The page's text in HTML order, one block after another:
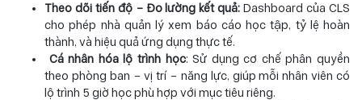
Theo dõi tiến độ – Đo lường kết quả: Dashboard của CLS
cho phép nhà quản lý xem báo cáo học tập, tỷ lệ hoàn
thành, và hiệu quả ứng dụng thực tế.
Cá nhân hóa lộ trình học: Sử dụng cơ chế phân quyền
theo phòng ban – vị trí – năng lực, giúp mỗi nhân viên có
lộ trình 5 giờ học phù hợp với mục tiêu riêng.